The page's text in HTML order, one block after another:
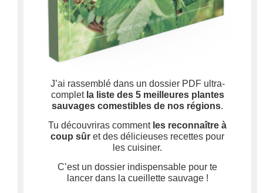
J’ai rassemblé dans un dossier PDF ultra-
complet la liste des 5 meilleures plantes
sauvages comestibles de nos régions.
Tu découvriras comment les reconnaître à
coup sûr et des délicieuses recettes pour
les cuisiner.
C’est un dossier indispensable pour te
lancer dans la cueillette sauvage !